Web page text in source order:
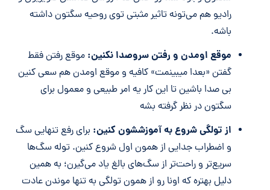
رادیو هم می‌تونه تاثیر مثبتی توی روحیه سگتون داشته
باشه.
موقع اومدن و رفتن سروصدا نکنین: موقع رفتن فقط
گفتن «بعدا میبینمت» کافیه و موقع اومدن هم سعی کنین
بی صدا باشین تا این کار یه امر طبیعی و معمول برای
سگتون در نظر گرفته بشه
از تولگی شروع به آموزششون کنین: برای رفع تنهایی سگ
و اضطراب جدایی از همون اول شروع کنین. توله سگ‌ها
سریع‌تر و راحت‌تر از سگ‌های بالغ یاد ‌می‌گیرن؛ به همین
دلیل بهتره که اونا رو از همون تولگی به تنها موندن عادت